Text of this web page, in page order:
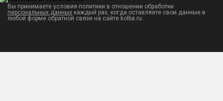
Вы принимаете условия политики в отношении обработки
персональных данных каждый раз, когда оставляете свои данные в
любой форме обратной связи на сайте kolba.ru.